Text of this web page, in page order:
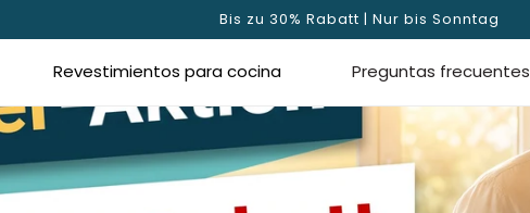
Bis zu 30% Rabatt | Nur bis Sonntag
Revestimientos para cocina Preguntas frecuentes